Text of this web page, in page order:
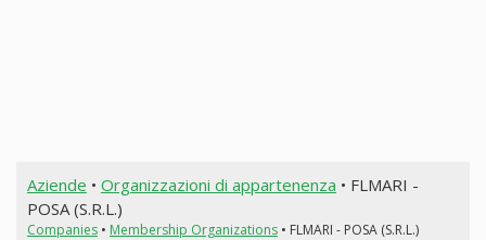
Aziende • Organizzazioni di appartenenza • FLMARI -
POSA (S.R.L.)
Companies• Membership Organizations• FLMARI - POSA (S.R.L.)